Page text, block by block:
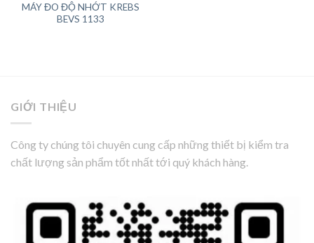
MÁY ĐO ĐỘ NHỚT KREBS
BEVS 1133
GIỚI THIỆU
Công ty chúng tôi chuyên cung cấp những thiết bị kiểm tra
chất lượng sản phẩm tốt nhất tới quý khách hàng.